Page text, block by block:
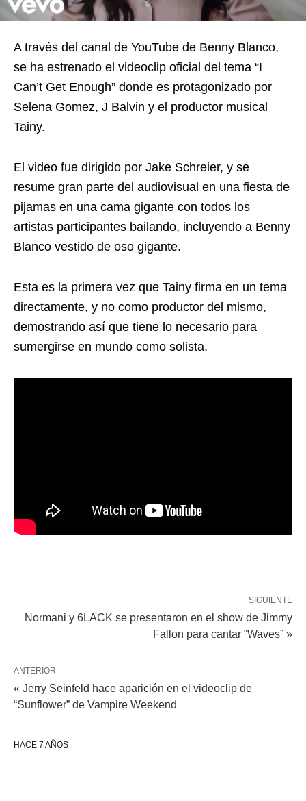
A través del canal de YouTube de Benny Blanco,
se ha estrenado el videoclip oficial del tema “I
Can’t Get Enough” donde es protagonizado por
Selena Gomez, J Balvin y el productor musical
Tainy.
El video fue dirigido por Jake Schreier, y se
resume gran parte del audiovisual en una fiesta de
pijamas en una cama gigante con todos los
artistas participantes bailando, incluyendo a Benny
Blanco vestido de oso gigante.
Esta es la primera vez que Tainy firma en un tema
directamente, y no como productor del mismo,
demostrando así que tiene lo necesario para
sumergirse en mundo como solista.
SIGUIENTE
Normani y 6LACK se presentaron en el show de Jimmy
Fallon para cantar “Waves” »
ANTERIOR
« Jerry Seinfeld hace aparición en el videoclip de
“Sunflower” de Vampire Weekend
HACE 7 AÑOS